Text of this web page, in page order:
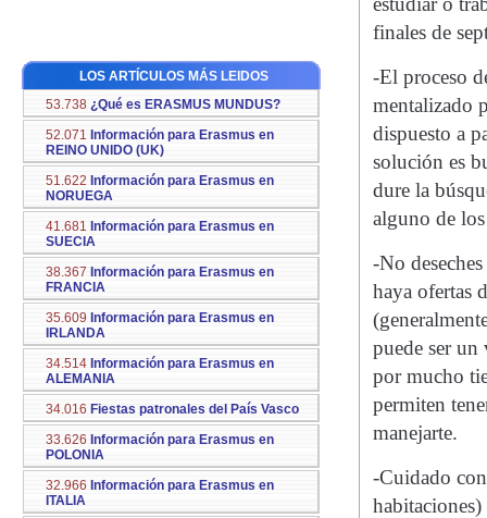
LOS ARTÍCULOS MÁS LEIDOS
53.738 ¿Qué es ERASMUS MUNDUS?
52.071 Información para Erasmus en
REINO UNIDO (UK)
51.622 Información para Erasmus en
NORUEGA
41.681 Información para Erasmus en
SUECIA
38.367 Información para Erasmus en
FRANCIA
35.609 Información para Erasmus en
IRLANDA
34.514 Información para Erasmus en
ALEMANIA
34.016 Fiestas patronales del País Vasco
33.626 Información para Erasmus en
POLONIA
32.966 Información para Erasmus en
ITALIA
finales de
-El proceso
mentalizado
dispuesto a
solución es
dure la
alguno de
-No
haya ofertas
puede ser un
por mucho
permiten
manejarte.
-Cuidado